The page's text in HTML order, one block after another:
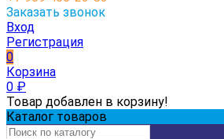
Заказать звонок
Вход
Регистрация
0
Корзина
0 ₽
Товар добавлен в корзину!
Каталог товаров